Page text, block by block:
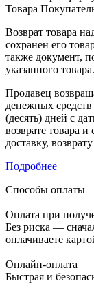
Товара
Возврат товара
сохранен его
также документ,
указанного товара.
Продавец
денежных средств
(десять) дней с
возврате товара
доставку,
Подробнее
Способы оплаты
Оплата при
Без риска —
оплачиваете
Онлайн-оплата
Быстрая и